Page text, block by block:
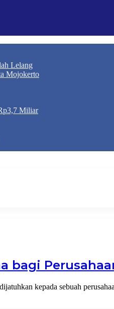
Lelang
Mojokerto
Miliar
bagi
kepada sebuah